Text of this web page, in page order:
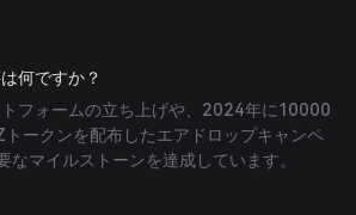
何ですか？
トフォームの立ち上げや、2024年に10000
トークンを配布したエアドロップキャンペ
なマイルストーンを達成しています。